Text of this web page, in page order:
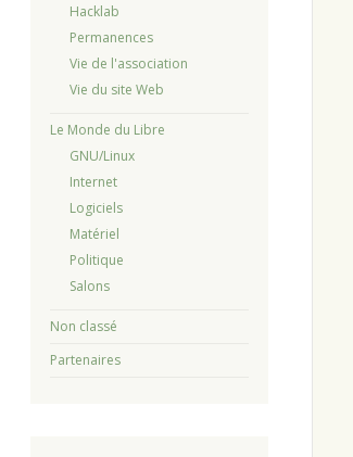
Hacklab
Permanences
Vie de l'association
Vie du site Web
Le Monde du Libre
GNU/Linux
Internet
Logiciels
Matériel
Politique
Salons
Non classé
Partenaires